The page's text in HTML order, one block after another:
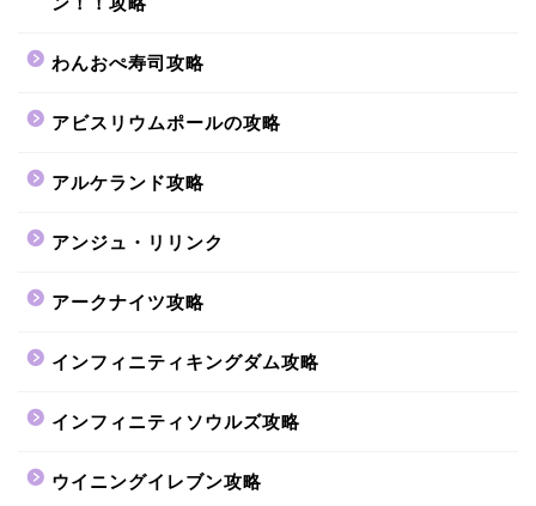
わんおぺ寿司攻略
アビスリウムポールの攻略
アルケランド攻略
アンジュ・リリンク
アークナイツ攻略
インフィニティキングダム攻略
インフィニティソウルズ攻略
ウイニングイレブン攻略